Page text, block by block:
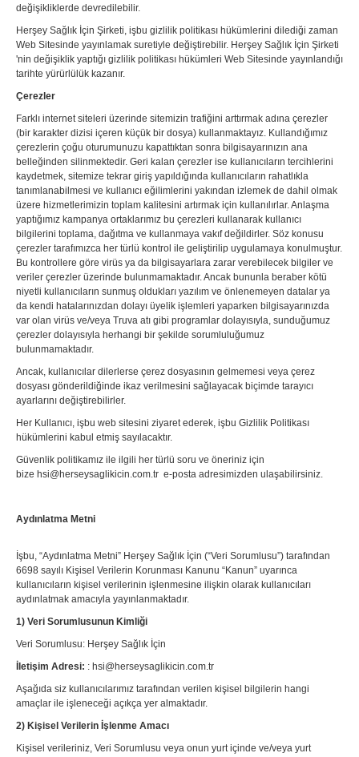
değişikliklerde devredilebilir.
Herşey Sağlık İçin Şirketi, işbu gizlilik politikası hükümlerini dilediği zaman
Web Sitesinde yayınlamak suretiyle değiştirebilir. Herşey Sağlık İçin Şirketi
'nin değişiklik yaptığı gizlilik politikası hükümleri Web Sitesinde yayınlandığı
tarihte yürürlülük kazanır.
Çerezler
Farklı internet siteleri üzerinde sitemizin trafiğini arttırmak adına çerezler
(bir karakter dizisi içeren küçük bir dosya) kullanmaktayız. Kullandığımız
çerezlerin çoğu oturumunuzu kapattıktan sonra bilgisayarınızın ana
belleğinden silinmektedir. Geri kalan çerezler ise kullanıcıların tercihlerini
kaydetmek, sitemize tekrar giriş yapıldığında kullanıcıların rahatlıkla
tanımlanabilmesi ve kullanıcı eğilimlerini yakından izlemek de dahil olmak
üzere hizmetlerimizin toplam kalitesini artırmak için kullanılırlar. Anlaşma
yaptığımız kampanya ortaklarımız bu çerezleri kullanarak kullanıcı
bilgilerini toplama, dağıtma ve kullanmaya vakıf değildirler. Söz konusu
çerezler tarafımızca her türlü kontrol ile geliştirilip uygulamaya konulmuştur.
Bu kontrollere göre virüs ya da bilgisayarlara zarar verebilecek bilgiler ve
veriler çerezler üzerinde bulunmamaktadır. Ancak bununla beraber kötü
niyetli kullanıcıların sunmuş oldukları yazılım ve önlenemeyen datalar ya
da kendi hatalarınızdan dolayı üyelik işlemleri yaparken bilgisayarınızda
var olan virüs ve/veya Truva atı gibi programlar dolayısıyla, sunduğumuz
çerezler dolayısıyla herhangi bir şekilde sorumluluğumuz
bulunmamaktadır.
Ancak, kullanıcılar dilerlerse çerez dosyasının gelmemesi veya çerez
dosyası gönderildiğinde ikaz verilmesini sağlayacak biçimde tarayıcı
ayarlarını değiştirebilirler.
Her Kullanıcı, işbu web sitesini ziyaret ederek, işbu Gizlilik Politikası
hükümlerini kabul etmiş sayılacaktır.
Güvenlik politikamız ile ilgili her türlü soru ve öneriniz için
bize hsi@herseysaglikicin.com.tr e-posta adresimizden ulaşabilirsiniz.
Aydınlatma Metni
İşbu, “Aydınlatma Metni” Herşey Sağlık İçin (“Veri Sorumlusu”) tarafından
6698 sayılı Kişisel Verilerin Korunması Kanunu “Kanun” uyarınca
kullanıcıların kişisel verilerinin işlenmesine ilişkin olarak kullanıcıları
aydınlatmak amacıyla yayınlanmaktadır.
1) Veri Sorumlusunun Kimliği
Veri Sorumlusu: Herşey Sağlık İçin
İletişim Adresi: : hsi@herseysaglikicin.com.tr
Aşağıda siz kullanıcılarımız tarafından verilen kişisel bilgilerin hangi
amaçlar ile işleneceği açıkça yer almaktadır.
2) Kişisel Verilerin İşlenme Amacı
Kişisel verileriniz, Veri Sorumlusu veya onun yurt içinde ve/veya yurt